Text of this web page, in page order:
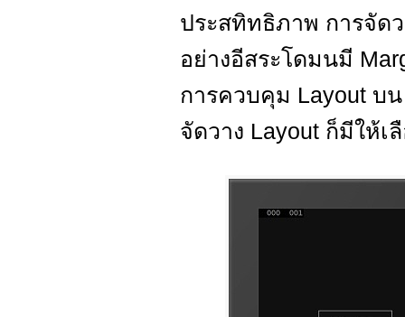
ประสทิทธิภาพ การจัด
อย่างอีสระโดมนมี
การควบคุม Layout บ
จัดวาง Layout ก็มีให้เ